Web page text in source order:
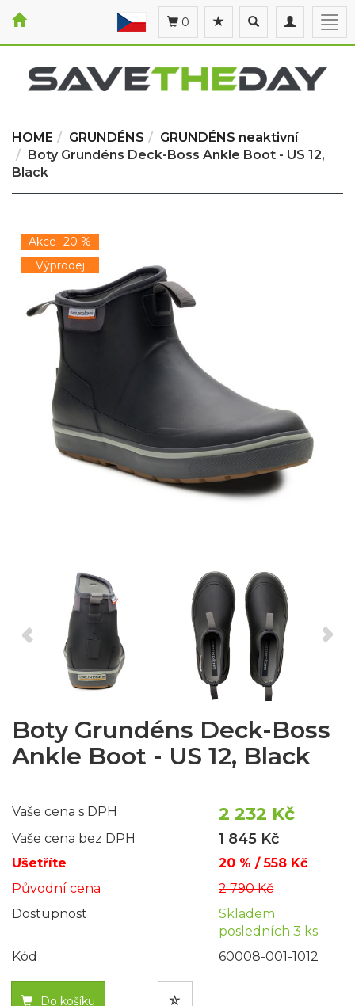
Toggle
navigation
Toggle
search
0
HOME GRUNDÉNS
GRUNDÉNS neaktivní
Boty Grundéns Deck-Boss Ankle Boot - US 12,
Black
Akce -20 %
Výprodej
Boty Grundéns Deck-Boss
Ankle Boot - US 12, Black
Vaše cena s DPH 2 232 Kč
Vaše cena bez DPH 1 845 Kč
Ušetříte
20 % / 558 Kč
Původní cena
2 790 Kč
Dostupnost
Skladem
posledních 3 ks
Kód
60008-001-1012
Do košíku